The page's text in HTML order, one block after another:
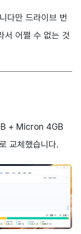
다만 드라이브 번
서 어쩔 수 없는 것
+ Micron 4GB
교체했습니다.